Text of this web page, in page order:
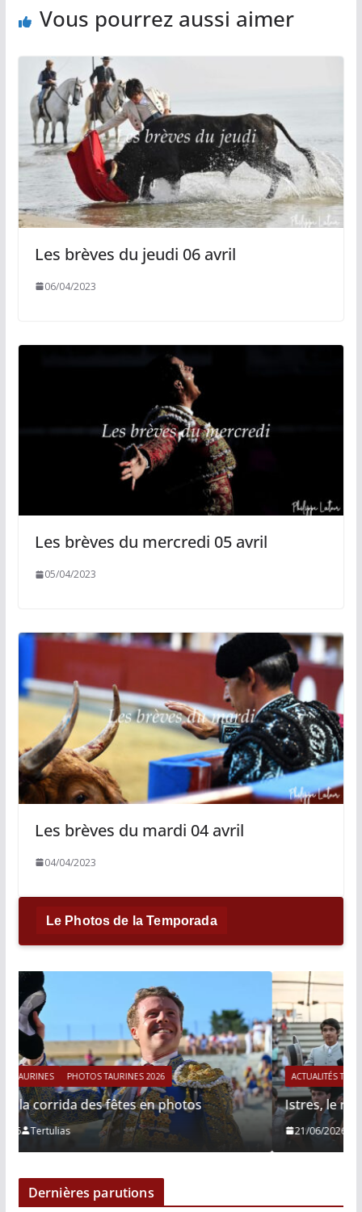
Vous pourrez aussi aimer
Les brèves du jeudi 06 avril
06/04/2023
Les brèves du mercredi 05 avril
05/04/2023
Les brèves du mardi 04 avril
04/04/2023
Le Photos de la Temporada
ACTUALITÉS TAURINES PHOTOS TAURINES 2026
Istres, le retour de Cesar Rincon en photos
21/06/2026 Tertulias
Dernières parutions